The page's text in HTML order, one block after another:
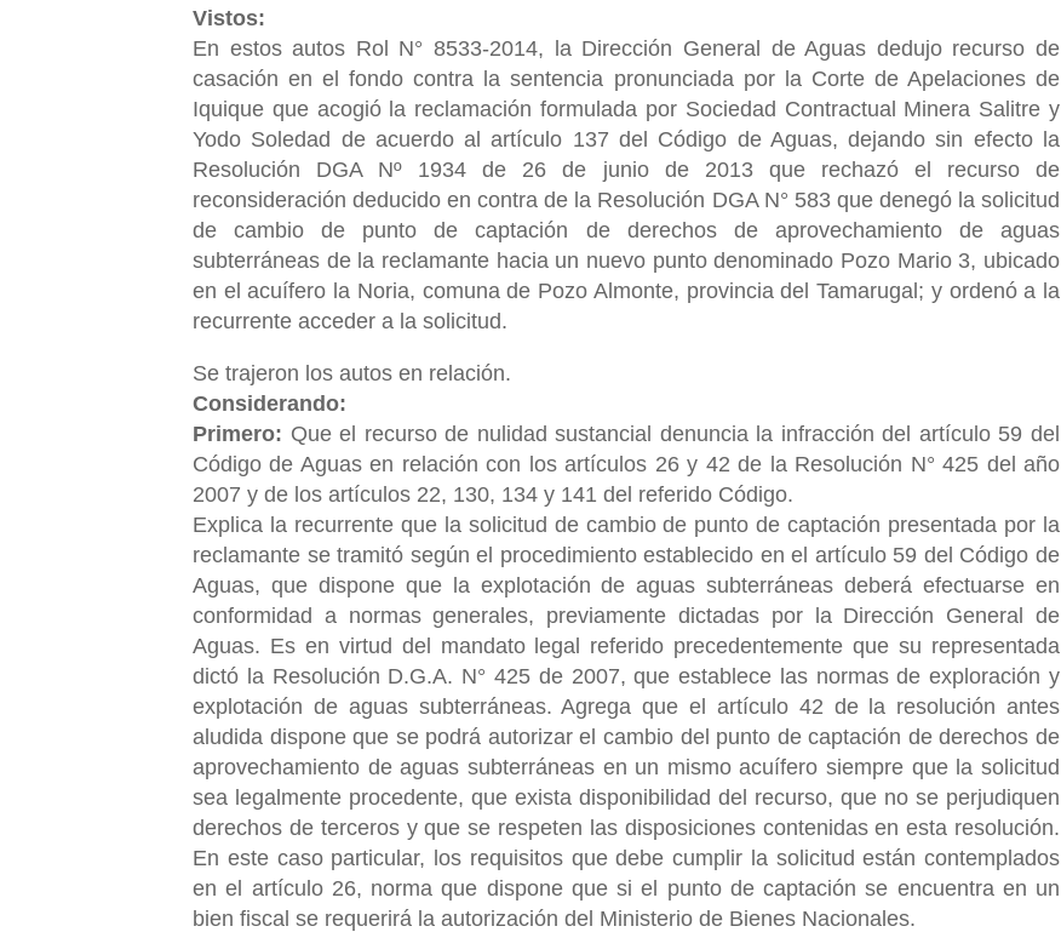
Vistos:
En estos autos Rol N° 8533-2014, la Dirección General de Aguas dedujo recurso de
casación en el fondo contra la sentencia pronunciada por la Corte de Apelaciones de
Iquique que acogió la reclamación formulada por Sociedad Contractual Minera Salitre y
Yodo Soledad de acuerdo al artículo 137 del Código de Aguas, dejando sin efecto la
Resolución DGA Nº 1934 de 26 de junio de 2013 que rechazó el recurso de
reconsideración deducido en contra de la Resolución DGA N° 583 que denegó la solicitud
de cambio de punto de captación de derechos de aprovechamiento de aguas
subterráneas de la reclamante hacia un nuevo punto denominado Pozo Mario 3, ubicado
en el acuífero la Noria, comuna de Pozo Almonte, provincia del Tamarugal; y ordenó a la
recurrente acceder a la solicitud.
Se trajeron los autos en relación.
Considerando:
Primero: Que el recurso de nulidad sustancial denuncia la infracción del artículo 59 del
Código de Aguas en relación con los artículos 26 y 42 de la Resolución N° 425 del año
2007 y de los artículos 22, 130, 134 y 141 del referido Código.
Explica la recurrente que la solicitud de cambio de punto de captación presentada por la
reclamante se tramitó según el procedimiento establecido en el artículo 59 del Código de
Aguas, que dispone que la explotación de aguas subterráneas deberá efectuarse en
conformidad a normas generales, previamente dictadas por la Dirección General de
Aguas. Es en virtud del mandato legal referido precedentemente que su representada
dictó la Resolución D.G.A. N° 425 de 2007, que establece las normas de exploración y
explotación de aguas subterráneas. Agrega que el artículo 42 de la resolución antes
aludida dispone que se podrá autorizar el cambio del punto de captación de derechos de
aprovechamiento de aguas subterráneas en un mismo acuífero siempre que la solicitud
sea legalmente procedente, que exista disponibilidad del recurso, que no se perjudiquen
derechos de terceros y que se respeten las disposiciones contenidas en esta resolución.
En este caso particular, los requisitos que debe cumplir la solicitud están contemplados
en el artículo 26, norma que dispone que si el punto de captación se encuentra en un
bien fiscal se requerirá la autorización del Ministerio de Bienes Nacionales.